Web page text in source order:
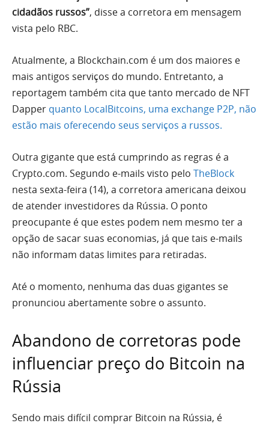
cidadãos russos”, disse a corretora em mensagem
vista pelo RBC.
Atualmente, a Blockchain.com é um dos maiores e
mais antigos serviços do mundo. Entretanto, a
reportagem também cita que tanto mercado de NFT
Dapper quanto LocalBitcoins, uma exchange P2P, não
estão mais oferecendo seus serviços a russos.
Outra gigante que está cumprindo as regras é a
Crypto.com. Segundo e-mails visto pelo TheBlock
nesta sexta-feira (14), a corretora americana deixou
de atender investidores da Rússia. O ponto
preocupante é que estes podem nem mesmo ter a
opção de sacar suas economias, já que tais e-mails
não informam datas limites para retiradas.
Até o momento, nenhuma das duas gigantes se
pronunciou abertamente sobre o assunto.
Abandono de corretoras pode
influenciar preço do Bitcoin na
Rússia
Sendo mais difícil comprar Bitcoin na Rússia, é